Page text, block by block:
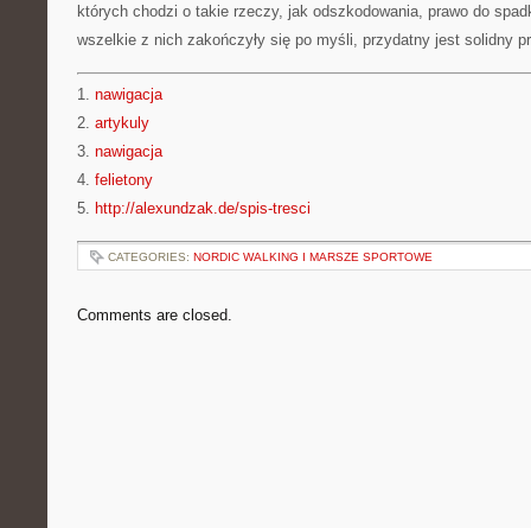
których chodzi o takie rzeczy, jak odszkodowania, prawo do
wszelkie z nich zakończyły się po myśli, przydatny jest solidny
1. nawigacja
2. artykuly
3. nawigacja
4. felietony
5. http://alexundzak.de/spis-tresci
CATEGORIES: NORDIC WALKING I MARSZE SPORTOWE
Comments are closed.